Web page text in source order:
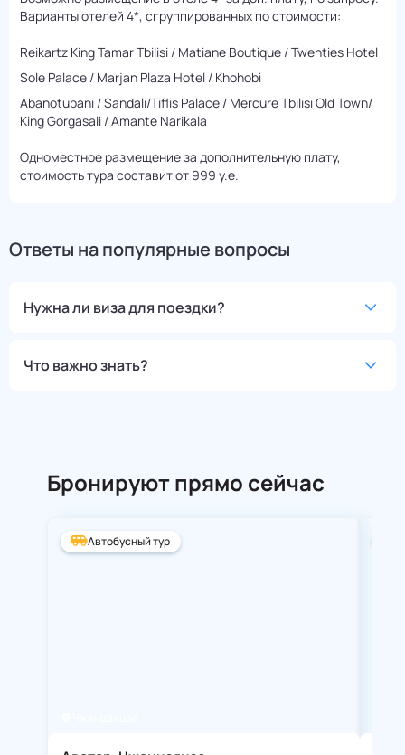
Варианты отелей 4*, сгруппированных по стоимости:
Reikartz King Tamar Tbilisi / Matiane Boutique / Twenties Hotel
Sole Palace / Marjan Plaza Hotel / Khohobi
Abanotubani / Sandali/Tiflis Palace / Mercure Tbilisi Old Town/
King Gorgasali / Amante Narikala
Одноместное размещение за дополнительную плату,
стоимость тура составит от 999 у.е.
Ответы на популярные вопросы
Нужна ли виза для поездки?
Что важно знать?
Бронируют прямо сейчас
Автобусный тур